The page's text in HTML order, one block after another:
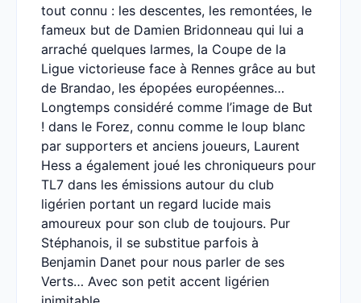
tout connu : les descentes, les remontées, le
fameux but de Damien Bridonneau qui lui a
arraché quelques larmes, la Coupe de la
Ligue victorieuse face à Rennes grâce au but
de Brandao, les épopées européennes…
Longtemps considéré comme l’image de But
! dans le Forez, connu comme le loup blanc
par supporters et anciens joueurs, Laurent
Hess a également joué les chroniqueurs pour
TL7 dans les émissions autour du club
ligérien portant un regard lucide mais
amoureux pour son club de toujours. Pur
Stéphanois, il se substitue parfois à
Benjamin Danet pour nous parler de ses
Verts… Avec son petit accent ligérien